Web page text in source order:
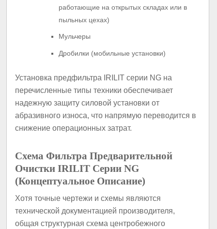
работающие на открытых складах или в
пыльных цехах)
Мульчеры
Дробилки (мобильные установки)
Установка предфильтра IRILIT серии NG на
перечисленные типы техники обеспечивает
надежную защиту силовой установки от
абразивного износа, что напрямую переводится в
снижение операционных затрат.
Схема Фильтра Предварительной
Очистки IRILIT Серии NG
(Концептуальное Описание)
Хотя точные чертежи и схемы являются
технической документацией производителя,
общая структурная схема центробежного